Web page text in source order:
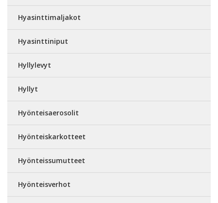
Hyasinttimaljakot
Hyasinttiniput
Hyllylevyt
Hyllyt
Hyönteisaerosolit
Hyönteiskarkotteet
Hyönteissumutteet
Hyönteisverhot